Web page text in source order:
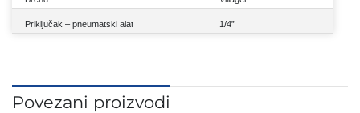
Priključak – pneumatski alat 1/4”
Povezani proizvodi